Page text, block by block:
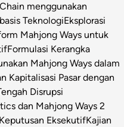
menggunakan
TeknologiEksplorasi
Mahjong Ways untuk
Formulasi Kerangka
Mahjong Ways dalam
Kapitalisasi Pasar dengan
Disrupsi
dan Mahjong Ways 2
EksekutifKajian